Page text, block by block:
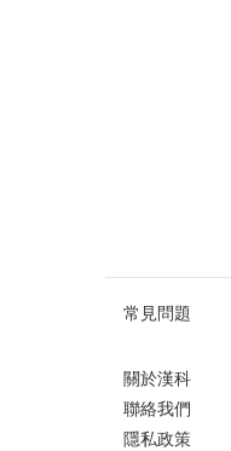
常見問題
關於漢科
聯絡我們
隱私政策